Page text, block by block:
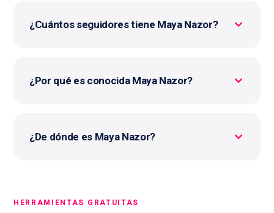
¿Cuántos seguidores tiene Maya Nazor?
¿Por qué es conocida Maya Nazor?
¿De dónde es Maya Nazor?
HERRAMIENTAS GRATUITAS